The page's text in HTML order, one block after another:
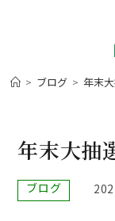
> ブログ > 年末
年末大抽
投
稿
ブログ
投